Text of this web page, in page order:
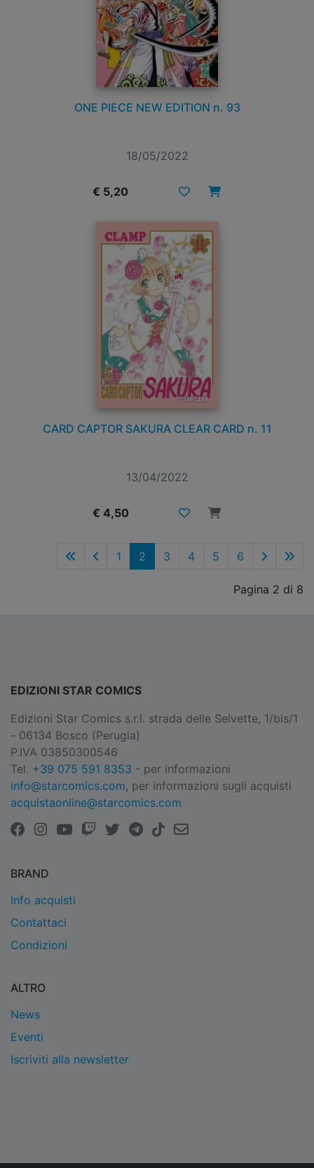
ONE PIECE NEW EDITION n. 93
18/05/2022
€ 5,20
CARD CAPTOR SAKURA CLEAR CARD n. 11
13/04/2022
€ 4,50
1 2 3 4 5 6
Pagina 2 di 8
EDIZIONI STAR COMICS
Edizioni Star Comics s.r.l. strada delle Selvette, 1/bis/1
- 06134 Bosco (Perugia)
P.IVA 03850300546
Tel. +39 075 591 8353 - per informazioni
info@starcomics.com, per informazioni sugli acquisti
acquistaonline@starcomics.com
BRAND
Info acquisti
Contattaci
Condizioni
ALTRO
News
Eventi
Iscriviti alla newsletter